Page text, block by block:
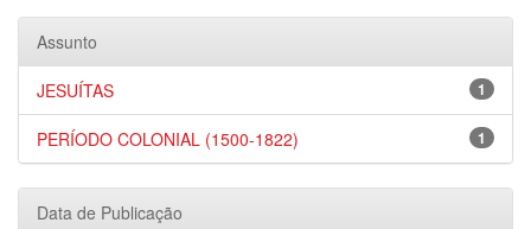
Assunto
1
JESUÍTAS
1
PERÍODO COLONIAL (1500-1822)
Data de Publicação